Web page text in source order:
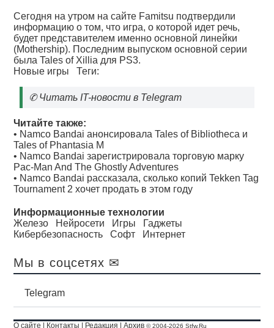
Сегодня на утром на сайте Famitsu подтвердили
информацию о том, что игра, о которой идет речь,
будет представителем именно основной линейки
(Mothership). Последним выпуском основной серии
была Tales of Xillia для PS3.
Новые игры Теги:
✆Читать IT-новости в Telegram
Читайте также:
• Namco Bandai анонсировала Tales of Bibliotheca и
Tales of Phantasia M
• Namco Bandai зарегистрировала торговую марку
Pac-Man And The Ghostly Adventures
• Namco Bandai рассказала, сколько копий Tekken Tag
Tournament 2 хочет продать в этом году
Информационные технологии
Железо
Нейросети Игры
Гаджеты
Кибербезопасность
Софт Интернет
Мы в соцсетях ✉
Telegram
О сайте Контакты Редакция |Архив © 2004-2026 Stfw.Ru